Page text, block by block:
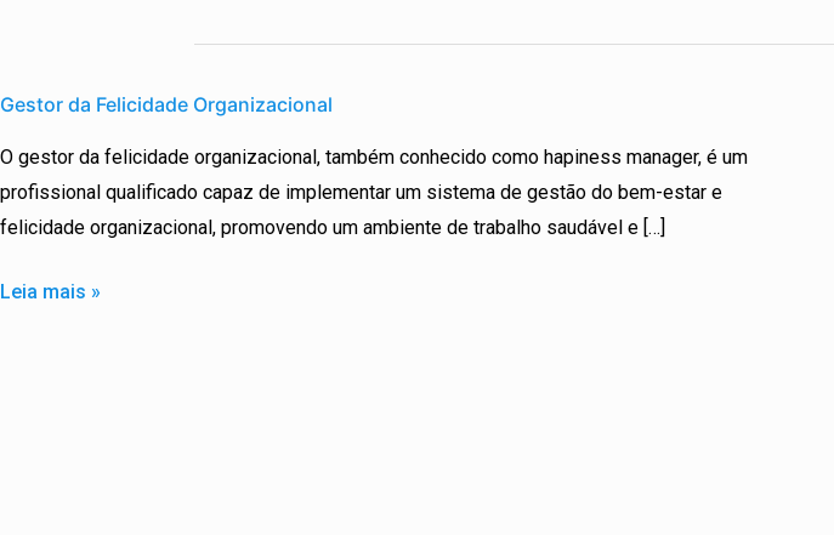
Gestor da Felicidade Organizacional
O gestor da felicidade organizacional, também conhecido como hapiness manager, é um
profissional qualificado capaz de implementar um sistema de gestão do bem-estar e
felicidade organizacional, promovendo um ambiente de trabalho saudável e […]
da
Organizacional
Leia mais »